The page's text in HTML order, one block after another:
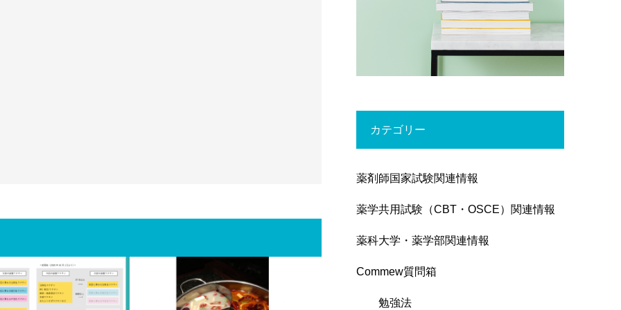
カテゴリー
薬剤師国家試験関連情報
薬学共用試験（CBT・OSCE）関連情報
薬科大学・薬学部関連情報
Commew質問箱
勉強法